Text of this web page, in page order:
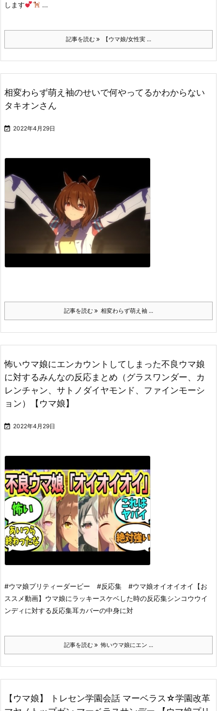
します
...
記事を読む 【ウマ娘/女性実 ...
相変わらず萌え袖のせいで何やってるかわからない
タキオンさん
 2022年4月29日
記事を読む 相変わらず萌え袖 ...
怖いウマ娘にエンカウントしてしまった不良ウマ娘
に対するみんなの反応まとめ（グラスワンダー、カ
レンチャン、サトノダイヤモンド、ファインモーシ
ョン）【ウマ娘】
 2022年4月29日
#ウマ娘プリティーダービー #反応集 #ウマ娘オイオイオイ
【お
ススメ動画】 ウマ娘にラッキースケベした時の反応集シンコウウイ
ンディに対する反応集耳カバーの中身に対
記事を読む 怖いウマ娘にエン ...
【ウマ娘】 トレセン学園会話 マーベラス☆学園改革